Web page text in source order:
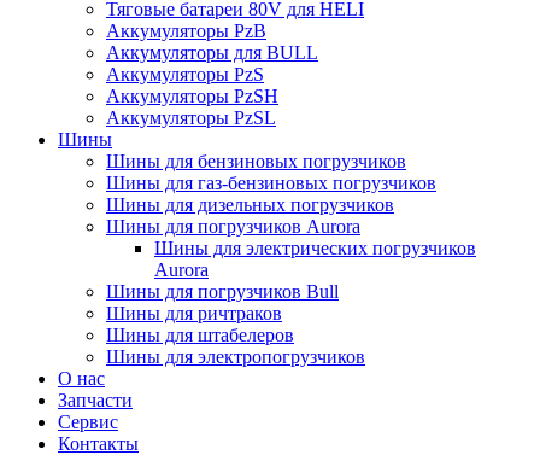
Тяговые батареи 80V для HELI
Аккумуляторы PzB
Аккумуляторы для BULL
Аккумуляторы PzS
Аккумуляторы PzSH
Аккумуляторы PzSL
Шины
Шины для бензиновых погрузчиков
Шины для газ-бензиновых погрузчиков
Шины для дизельных погрузчиков
Шины для погрузчиков Aurora
Шины для электрических погрузчиков
Aurora
Шины для погрузчиков Bull
Шины для ричтраков
Шины для штабелеров
Шины для электропогрузчиков
О нас
Запчасти
Сервис
Контакты